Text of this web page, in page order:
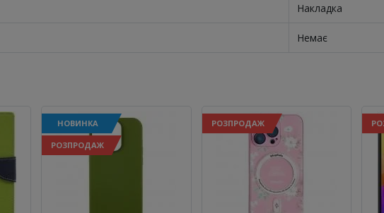
Накладка
Немає
НОВИНКА
РОЗПРОДАЖ
РОЗПРОДАЖ